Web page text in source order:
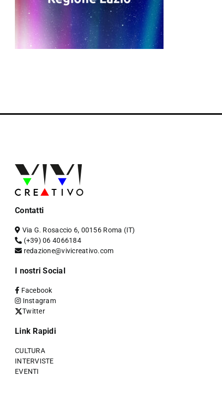
Contatti
Via G. Rosaccio 6, 00156 Roma (IT)
(+39) 06 4066184
redazione@vivicreativo.com
I nostri Social
Facebook
Instagram
Twitter
Link Rapidi
CULTURA
INTERVISTE
EVENTI